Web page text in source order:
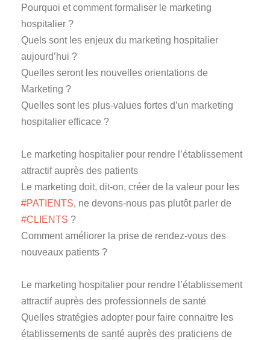
Pourquoi et comment formaliser le marketing
hospitalier ?
Quels sont les enjeux du marketing hospitalier
aujourd’hui ?
Quelles seront les nouvelles orientations de
Marketing ?
Quelles sont les plus-values fortes d’un marketing
hospitalier efficace ?
Le marketing hospitalier pour rendre l’établissement
attractif auprès des patients
Le marketing doit, dit-on, créer de la valeur pour les
#PATIENTS, ne devons-nous pas plutôt parler de
#CLIENTS ?
Comment améliorer la prise de rendez-vous des
nouveaux patients ?
Le marketing hospitalier pour rendre l’établissement
attractif auprès des professionnels de santé
Quelles stratégies adopter pour faire connaitre les
établissements de santé auprès des praticiens de